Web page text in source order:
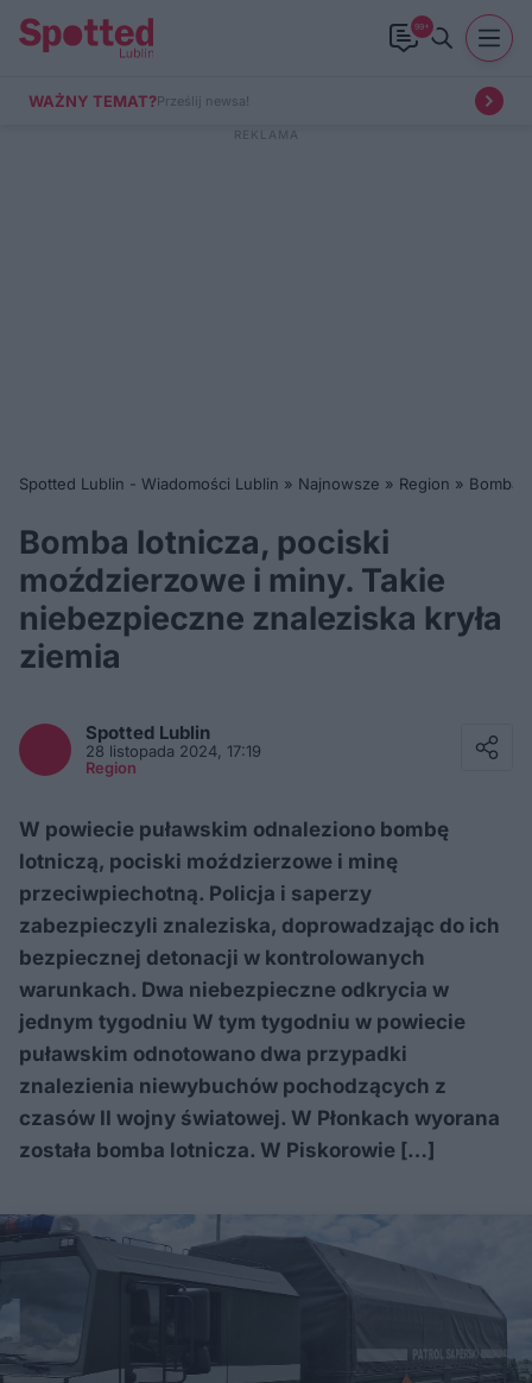
99+
WAŻNY TEMAT?Prześlij newsa!
Spotted Lublin - Wiadomości Lublin » Najnowsze » Region » Bomba
Bomba lotnicza, pociski
moździerzowe i miny. Takie
niebezpieczne znaleziska kryła
ziemia
Spotted Lublin
28 listopada 2024, 17:19
Region
W powiecie puławskim odnaleziono bombę
lotniczą, pociski moździerzowe i minę
przeciwpiechotną. Policja i saperzy
zabezpieczyli znaleziska, doprowadzając do ich
bezpiecznej detonacji w kontrolowanych
warunkach. Dwa niebezpieczne odkrycia w
jednym tygodniu W tym tygodniu w powiecie
puławskim odnotowano dwa przypadki
znalezienia niewybuchów pochodzących z
czasów II wojny światowej. W Płonkach wyorana
została bomba lotnicza. W Piskorowie […]